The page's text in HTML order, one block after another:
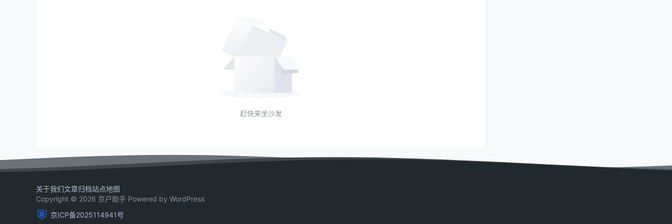
赶快来坐沙发
关于我们文章归档站点地图
Copyright © 2026 京户助手 Powered by WordPress
京ICP备2025114941号